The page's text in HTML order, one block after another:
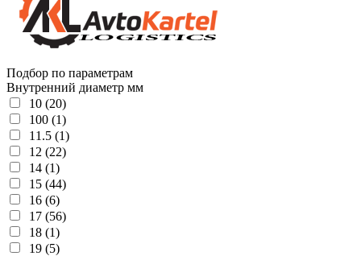
Подбор по параметрам
Внутренний диаметр мм
10 (20)
100 (1)
11.5 (1)
12 (22)
14 (1)
15 (44)
16 (6)
17 (56)
18 (1)
19 (5)